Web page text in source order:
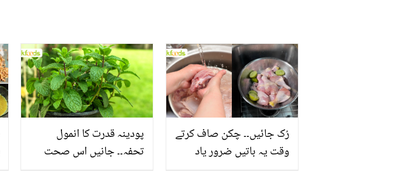
پودینہ قدرت کا انمول
تحفہ۔۔ جانیں اس صحت
رُک جائیں۔۔ چکن صاف کرتے
وقت یہ باتیں ضرور یاد